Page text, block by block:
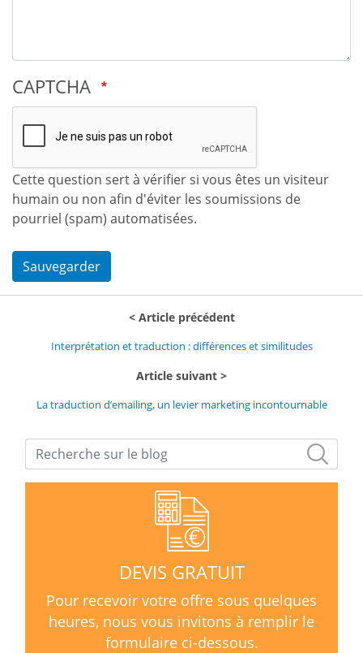
CAPTCHA
Cette question sert à vérifier si vous êtes un visiteur
humain ou non afin d'éviter les soumissions de
pourriel (spam) automatisées.
Sauvegarder
Article précédent
Interprétation et traduction : différences et similitudes
Article suivant
La traduction d’emailing, un levier marketing incontournable
DEVIS GRATUIT
Pour recevoir votre offre sous quelques
heures, nous vous invitons à remplir le
formulaire ci-dessous.